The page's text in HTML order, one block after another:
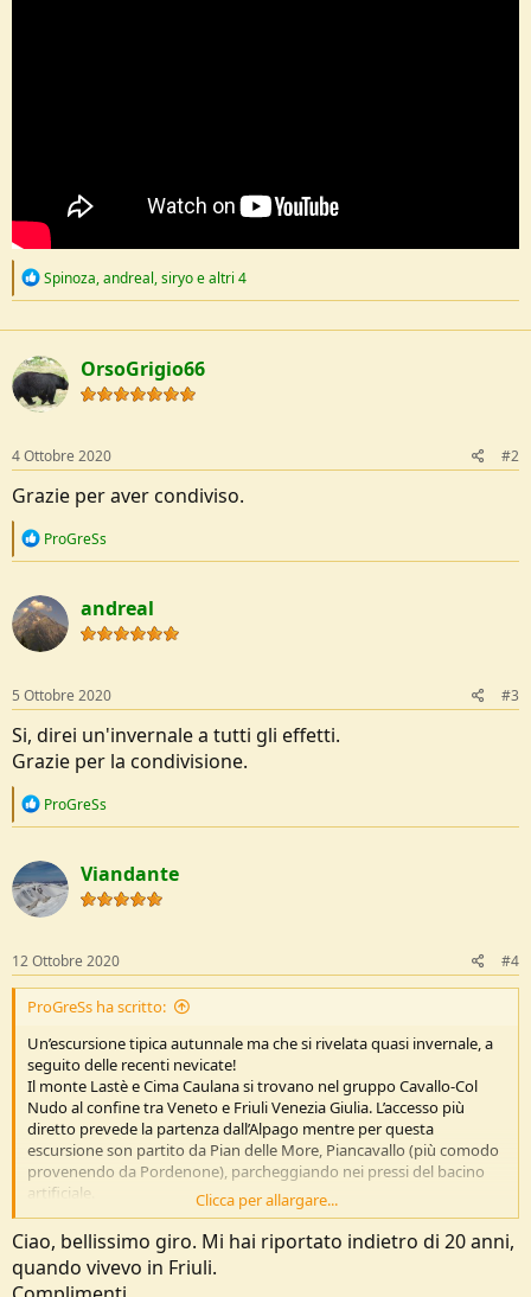
R
c
t
i
o
n
Spinoza,andreal,siryoe altri 4
OrsoGrigio66
4 Ottobre 2020 #2
Grazie per aver condiviso.
R
c
t
i
o
s
:
ProGreSs
andreal
5 Ottobre 2020 #3
Si, direi un'invernale a tutti gli effetti.
Grazie per la condivisione.
R
c
t
i
o
s
:
ProGreSs
Viandante
12 Ottobre 2020 #4
ProGreSs ha scritto:
Un’escursione tipica autunnale ma che si rivelata quasi invernale, a
seguito delle recenti nevicate!
Il monte Lastè e Cima Caulana si trovano nel gruppo Cavallo-Col
Nudo al confine tra Veneto e Friuli Venezia Giulia. L’accesso più
diretto prevede la partenza dall’Alpago mentre per questa
escursione son partito da Pian delle More, Piancavallo (più comodo
provenendo da Pordenone), parcheggiando nei pressi del bacino
artificiale.
Vedi l'allegato 213957
Qui sopra evidente filo di cresta innevato fino a cima Caulana!
Clicca per allargare...
Ciao, bellissimo giro. Mi hai riportato indietro di 20 anni,
quando vivevo in Friuli.